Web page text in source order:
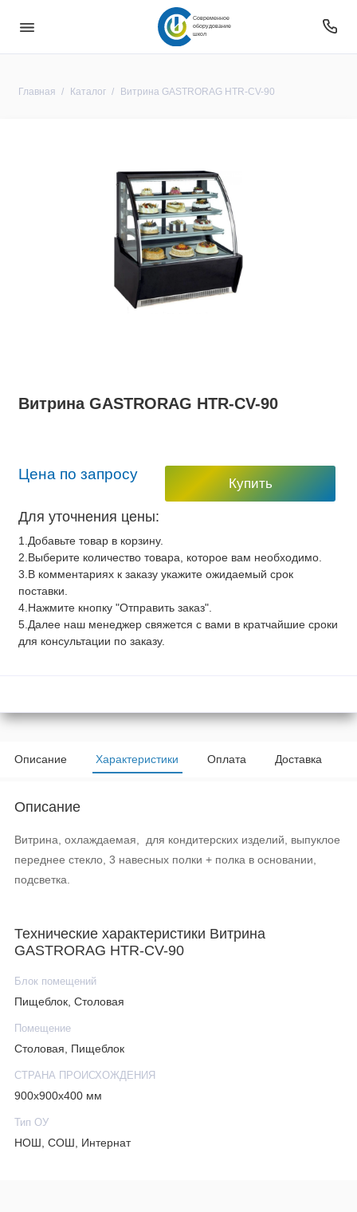
Современное
оборудование
школ
Главная Каталог Витрина GASTRORAG HTR-CV-90
Витрина GASTRORAG HTR-CV-90
Цена по запросу
Купить
Для уточнения цены:
1.Добавьте товар в корзину.
2.Выберите количество товара, которое вам необходимо.
3.В комментариях к заказу укажите ожидаемый срок
поставки.
4.Нажмите кнопку "Отправить заказ".
5.Далее наш менеджер свяжется с вами в кратчайшие сроки
для консультации по заказу.
Описание Характеристики Оплата Доставка
Описание
Витрина, охлаждаемая, для кондитерских изделий, выпуклое
переднее стекло, 3 навесных полки + полка в основании,
подсветка.
Технические характеристики Витрина
GASTRORAG HTR-CV-90
Блок помещений
Пищеблок, Столовая
Помещение
Столовая, Пищеблок
СТРАНА ПРОИСХОЖДЕНИЯ
900х900х400 мм
Тип ОУ
НОШ, СОШ, Интернат